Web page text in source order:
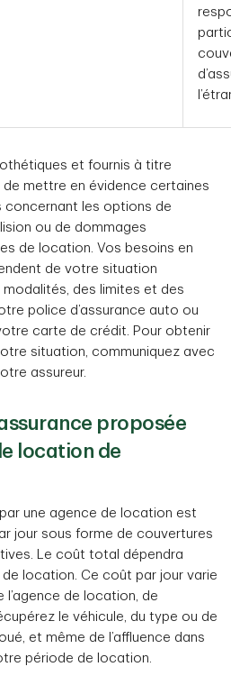
et fournis à titre
mettre en évidence certaines
concernant les options de
ou de dommages
de location. Vos besoins en
de votre situation
modalités, des limites et des
police d’assurance auto ou
carte de crédit. Pour obtenir
situation, communiquez avec
assureur.
proposée
location de
une agence de location est
jour sous forme de couvertures
Le coût total dépendra
location. Ce coût par jour varie
de location, de
le véhicule, du type ou de
et même de l’affluence dans
période de location.